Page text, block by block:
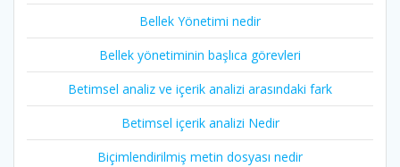
Bellek Yönetimi nedir
Bellek yönetiminin başlıca görevleri
Betimsel analiz ve içerik analizi arasındaki fark
Betimsel içerik analizi Nedir
Biçimlendirilmiş metin dosyası nedir